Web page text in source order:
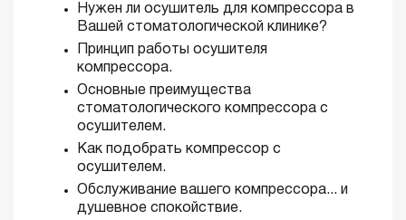
Нужен ли осушитель для компрессора в
Вашей стоматологической клинике?
Принцип работы осушителя
компрессора.
Основные преимущества
стоматологического компрессора с
осушителем.
Как подобрать компрессор с
осушителем.
Обслуживание вашего компрессора... и
душевное спокойствие.